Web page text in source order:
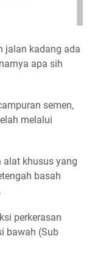
jalan kadang ada
apa sih
semen,
melalui
alat khusus yang
basah
perkerasan
bawah (Sub